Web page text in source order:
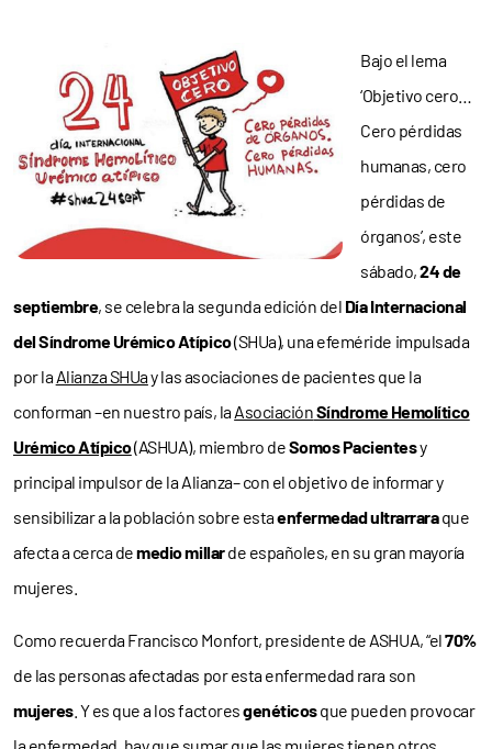
Bajo el lema
‘Objetivo cero…
Cero pérdidas
humanas, cero
pérdidas de
órganos’, este
sábado,24 de
septiembre, se celebra la segunda edición del Día Internacional
del Síndrome Urémico Atípico(SHUa), una efeméride impulsada
por la Alianza SHUay las asociaciones de pacientes que la
conforman –en nuestro país, laAsociaciónSíndrome Hemolítico
Urémico Atípico(ASHUA), miembro deSomos Pacientesy
principal impulsor de la Alianza– con el objetivo de informar y
sensibilizar a la población sobre estaenfermedad ultrarraraque
afecta a cerca demedio millarde españoles, en su gran mayoría
mujeres.
Como recuerda Francisco Monfort, presidente de ASHUA, “el70%
de las personas afectadas por esta enfermedad rara son
mujeres. Y es que a los factoresgenéticosque pueden provocar